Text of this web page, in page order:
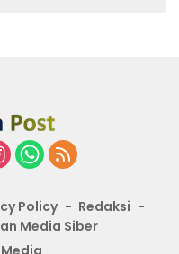
Policy
Redaksi
Media Siber